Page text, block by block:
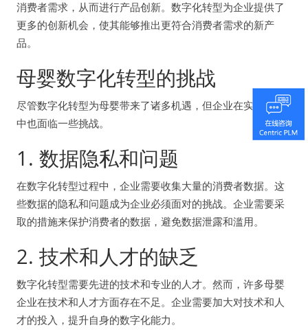
消费者需求，从而进行产品创新。数字化转型为企业提供了
更多的创新机会，使其能够推出更符合消费者需求的新产
品。
母婴数字化转型的挑战
尽管数字化转型为母婴带来了诸多机遇，但企业在实施过程
中也面临一些挑战。
1. 数据隐私和问题
在数字化转型过程中，企业需要收集大量的消费者数据。这
些数据的隐私和问题成为企业必须面对的挑战。企业需要采
取的措施来保护消费者的数据，避免数据泄露和滥用。
2. 技术和人才的缺乏
数字化转型需要先进的技术和专业的人才。然而，许多母婴
企业在技术和人才方面存在不足。企业需要加大对技术和人
才的投入，提升自身的数字化能力。